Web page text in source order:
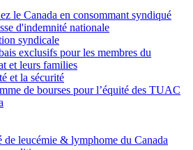
le Canada en consommant syndiqué
d'indemnité nationale
syndicale
exclusifs pour les membres du
et leurs families
et la sécurité
de bourses pour l’équité des TUAC
de leucémie & lymphome du Canada